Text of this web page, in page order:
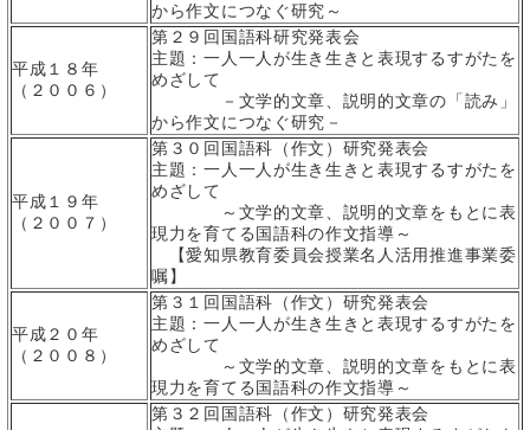
から作文につなぐ研究～
平成１８年
（２００６）
第２９回国語科研究発表会
主題：一人一人が生き生きと表現するすがたを
めざして
－文学的文章、説明的文章の「読み」
から作文につなぐ研究－
平成１９年
（２００７）
第３０回国語科（作文）研究発表会
主題：一人一人が生き生きと表現するすがたを
めざして
～文学的文章、説明的文章をもとに表
現力を育てる国語科の作文指導～
【愛知県教育委員会授業名人活用推進事業委
嘱】
平成２０年
（２００８）
第３１回国語科（作文）研究発表会
主題：一人一人が生き生きと表現するすがたを
めざして
～文学的文章、説明的文章をもとに表
現力を育てる国語科の作文指導～
第３２回国語科（作文）研究発表会